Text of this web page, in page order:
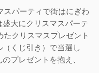
パーティで街はにぎわ
大にクリスマスパーテ
クリスマスプレゼント
くじ引き）で当選し
プレゼントを抱え、